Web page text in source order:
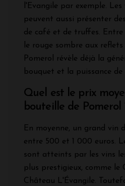
l'Evangile par exemple.
peuvent aussi présenter
de café et de truffes.
le rouge sombre aux
Pomerol révèle déjà la
bouquet et la puissance de
Quel est le prix
bouteille de Pomerol
En moyenne, un grand vin
entre 500 et 1 000 euros.
sont atteints par les vins
plus prestigieux, comme le
Château L'Évangile.